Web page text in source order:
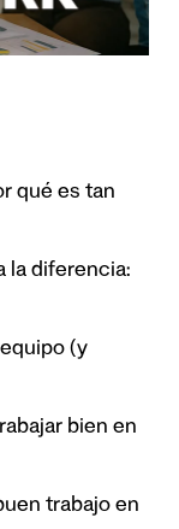
qué es tan
la diferencia:
(y
bien en
trabajo en